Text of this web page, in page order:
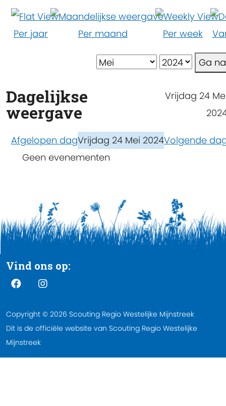
Per jaar Per maand Per week
Ga
Dagelijkse
weergave
Vrijdag 24
Afgelopen dagVrijdag 24 Mei 2024Volgende
Geen evenementen
Vind ons op:
Copyright © 2026 Scouting Regio Westelijke Mijnstreek
Dit is de officiële website van Scouting Regio Westelijke
Mijnstreek